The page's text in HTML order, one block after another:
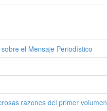
el Mensaje Periodístico
razones del primer volumen